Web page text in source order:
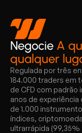
Negocie A
qualquer
Regulada por três
184.000 traders em
de CFD com padrão
anos de
de 1.000
índices,
ultrarrápida (99,35%